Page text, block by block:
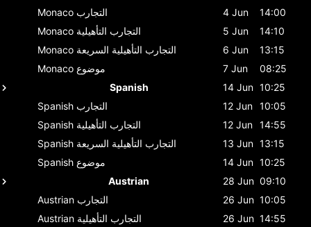
Monaco التجارب 4 Jun
14:00
Monaco التجارب التأهيلية 5 Jun
14:10
Monaco التجارب التأهيلية السريعة 6 Jun
13:15
Monaco موضوع 7 Jun
08:25
Spanish
14 Jun 10:25
Spanish التجارب 12 Jun 10:05
Spanish التجارب التأهيلية 12 Jun 14:55
Spanish التجارب التأهيلية السريعة 13 Jun 13:15
Spanish موضوع 14 Jun 10:25
Austrian
28 Jun 09:10
Austrian التجارب 26 Jun 10:05
Austrian التجارب التأهيلية 26 Jun 14:55